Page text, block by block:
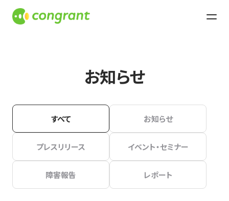
お知らせ
すべて お知らせ
プレスリリース イベント・セミナー
障害報告 レポート